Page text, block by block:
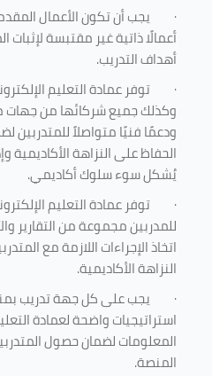
· يجب أن تكون الأعمال
أعمالًا ذاتية غير مقتبسة
أهداف التدريب.
· توفر عمادة التعليم
وكذلك جميع شركائها من جهات
ودعمًا فنيًا متواصلاً للمتدربين
الحفاظ على النزاهة الأكاديمية
يُشكل سوء سلوك أكاديمي.
· توفر عمادة التعليم
للمدربين مجموعة من التقارير
اتخاذ الإجراءات اللازمة مع
النزاهة الأكاديمية.
· يجب على كل جهة تدريب
استراتيجيات واضحة لعمادة
المعلومات لضمان حصول
المنصة.